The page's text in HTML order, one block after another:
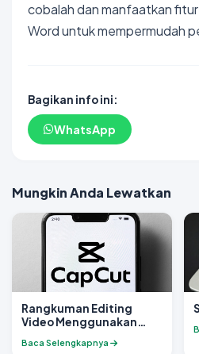
cobalah dan manfaatkan
Word untuk mempermudah
Bagikan info ini:
WhatsApp
Mungkin Anda Lewatkan
Rangkuman Editing
Video Menggunakan
Baca Selengkapnya